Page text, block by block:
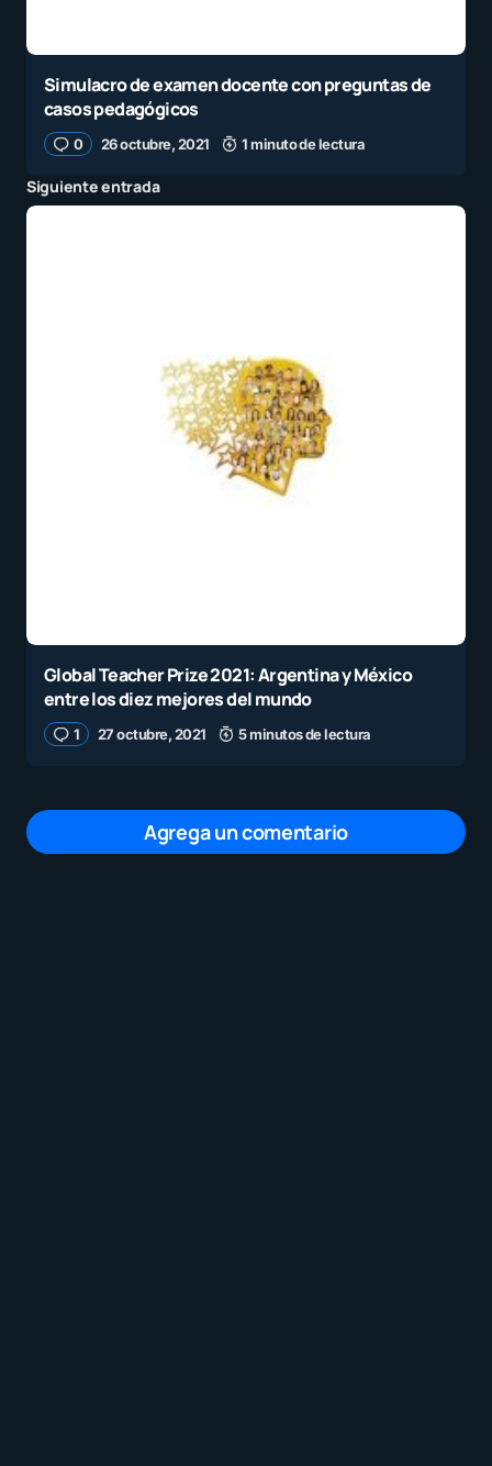
Simulacro de examen docente con preguntas de
casos pedagógicos
0 26 octubre, 2021 1 minuto de lectura
Siguiente entrada
Global Teacher Prize 2021: Argentina y México
entre los diez mejores del mundo
1 27 octubre, 2021 5 minutos de lectura
Agrega un comentario